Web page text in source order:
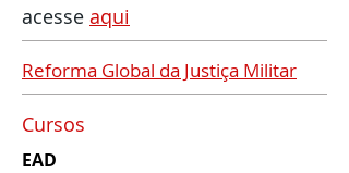
acesse aqui
Reforma Global da Justiça Militar
Cursos
EAD